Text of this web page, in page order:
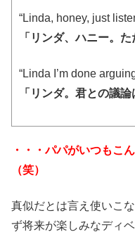
“Linda, honey, just
「リンダ、ハニー。た
“Linda I’m done
「リンダ。君との議論
・・・パパがいつもこ
（笑）
真似だとは言え使いこ
ず将来が楽しみなディ